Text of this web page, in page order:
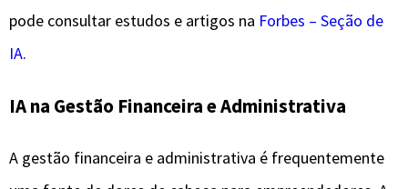
pode consultar estudos e artigos na Forbes – Seção de
IA.
IA na Gestão Financeira e Administrativa
A gestão financeira e administrativa é frequentemente